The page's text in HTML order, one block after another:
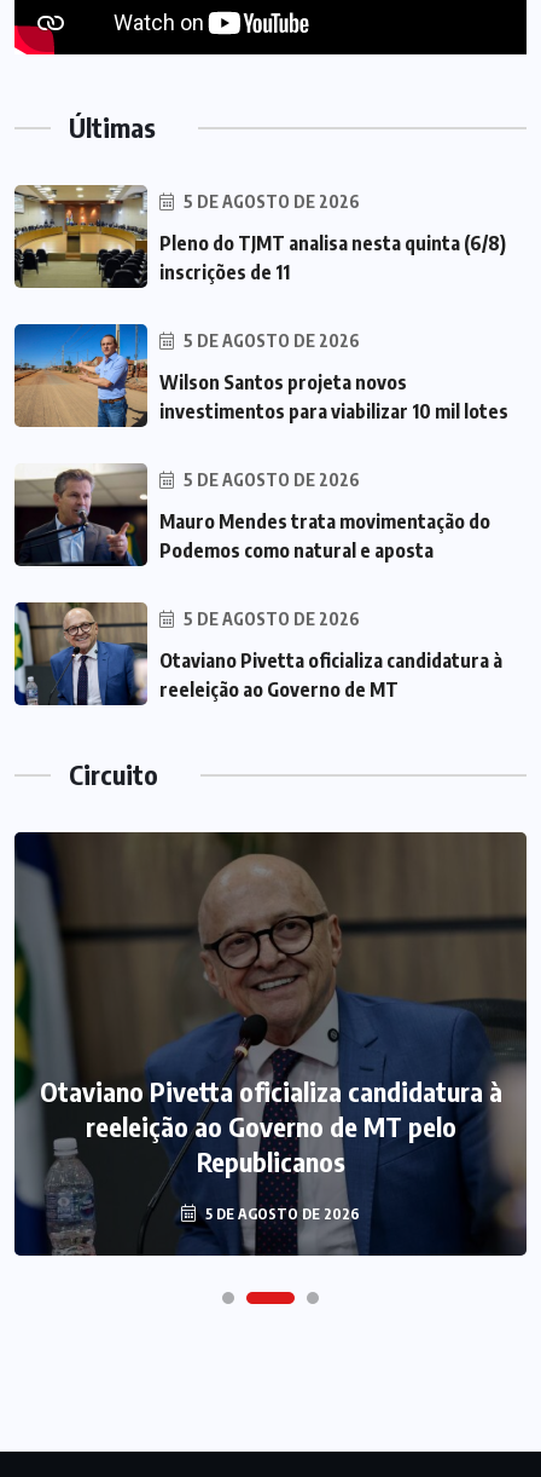
Últimas
5 DE AGOSTO DE 2026
Pleno do TJMT analisa nesta quinta (6/8)
inscrições de 11
5 DE AGOSTO DE 2026
Wilson Santos projeta novos
investimentos para viabilizar 10 mil lotes
5 DE AGOSTO DE 2026
Mauro Mendes trata movimentação do
Podemos como natural e aposta
5 DE AGOSTO DE 2026
Otaviano Pivetta oficializa candidatura à
reeleição ao Governo de MT
Circuito
Otaviano Pivetta oficializa candidatura à
reeleição ao Governo de MT pelo
Republicanos
5 DE AGOSTO DE 2026